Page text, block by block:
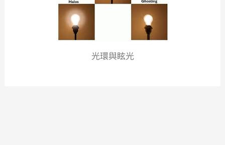
光環與眩光